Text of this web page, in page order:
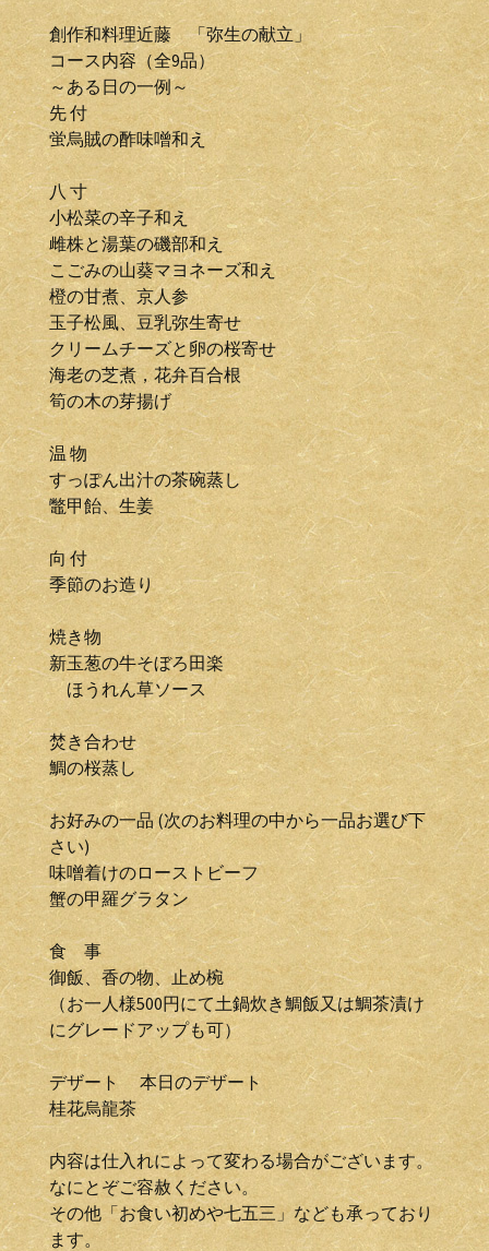
創作和料理近藤 「弥生の献立」
コース内容（全9品）
～ある日の一例～
先 付
蛍烏賊の酢味噌和え
八 寸
小松菜の辛子和え
雌株と湯葉の磯部和え
こごみの山葵マヨネーズ和え
橙の甘煮、京人参
玉子松風、豆乳弥生寄せ
クリームチーズと卵の桜寄せ
海老の芝煮，花弁百合根
筍の木の芽揚げ
温 物
すっぽん出汁の茶碗蒸し
鼈甲飴、生姜
向 付
季節のお造り
焼き物
新玉葱の牛そぼろ田楽
ほうれん草ソース
焚き合わせ
鯛の桜蒸し
お好みの一品 (次のお料理の中から一品お選び下
さい)
味噌着けのローストビーフ
蟹の甲羅グラタン
食 事
御飯、香の物、止め椀
（お一人様500円にて土鍋炊き鯛飯又は鯛茶漬け
にグレードアップも可）
デザート 本日のデザート
桂花烏龍茶
内容は仕入れによって変わる場合がございます。
なにとぞご容赦ください。
その他「お食い初めや七五三」なども承っており
ます。